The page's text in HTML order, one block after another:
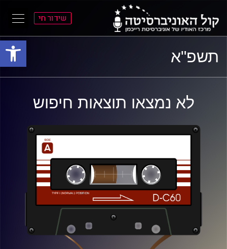
פתח
התפריט
הראשי
התוכן
הראשי
שידור חי
תשפ"א
לא נמצאו תוצאות חיפוש